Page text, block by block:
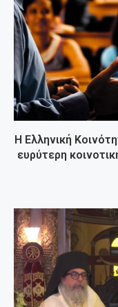
Η Ελληνική
ευρύτερη